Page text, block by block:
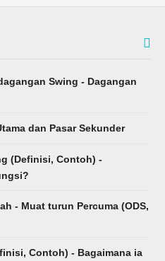
Swing - Dagangan
dan Pasar Sekunder
(Definisi, Contoh) -
- Muat turun Percuma (ODS,
Contoh) - Bagaimana ia